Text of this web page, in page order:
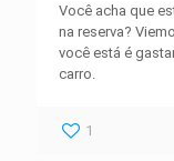
Você acha que
na reserva?
você está é
carro.
1